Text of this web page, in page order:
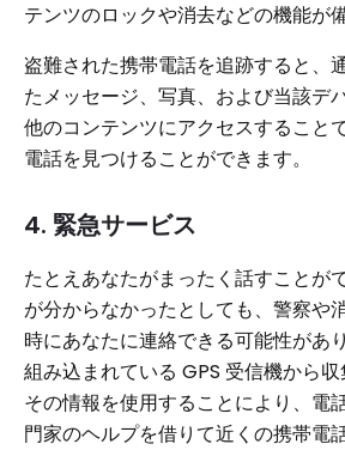
テンツのロックや消去などの機能が
盗難された携帯電話を追跡すると、
たメッセージ、写真、および当該デ
他のコンテンツにアクセスすること
電話を見つけることができます。
4. 緊急サービス
たとえあなたがまったく話すことが
が分からなかったとしても、警察や
時にあなたに連絡できる可能性があ
組み込まれている GPS 受信機から
その情報を使用することにより、電
門家のヘルプを借りて近くの携帯電